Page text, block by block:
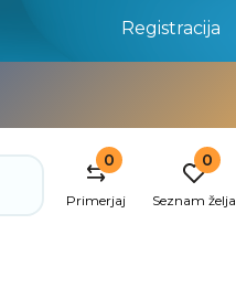
Registracija
0
Primerjaj
0
Seznam želja